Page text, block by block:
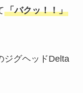
「バクッ！！」
ジグヘッドDelta